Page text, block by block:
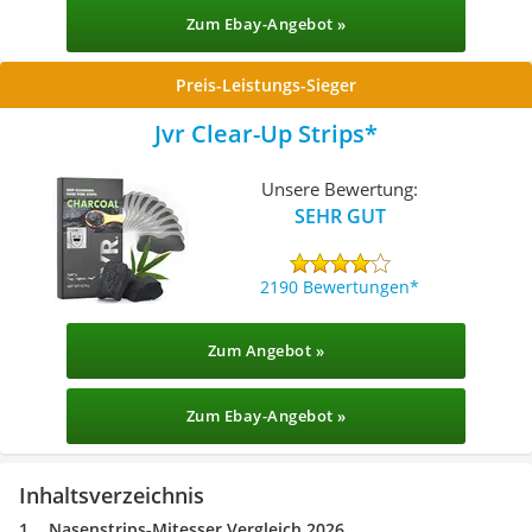
Zum Ebay-Angebot »
Preis-Leistungs-Sieger
Jvr Clear-Up Strips
Unsere Bewertung:
SEHR GUT
2190 Bewertungen
Zum Angebot »
Zum Ebay-Angebot »
Inhaltsverzeichnis